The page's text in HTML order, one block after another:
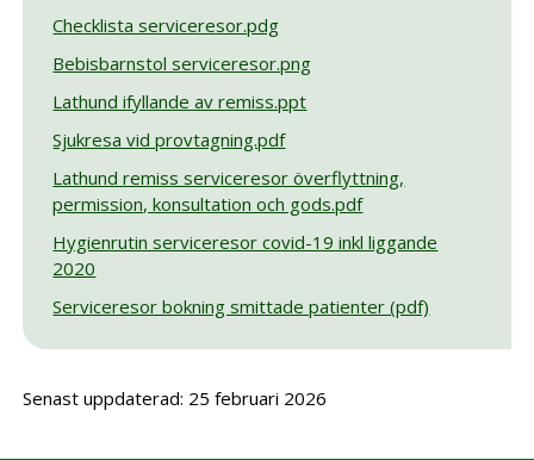
Checklista serviceresor.pdg
Bebisbarnstol serviceresor.png
Lathund ifyllande av remiss.ppt
Sjukresa vid provtagning.pdf
Lathund remiss serviceresor överflyttning,
permission, konsultation och gods.pdf
Hygienrutin serviceresor covid-19 inkl liggande
2020
Serviceresor bokning smittade patienter (pdf)
Senast uppdaterad: 25 februari 2026